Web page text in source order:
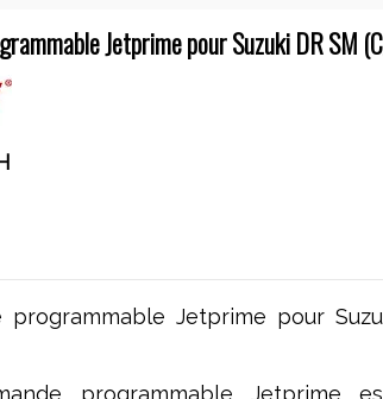
Jetprime pour Suzuki DR SM
Jetprime pour
programmable Jetprime